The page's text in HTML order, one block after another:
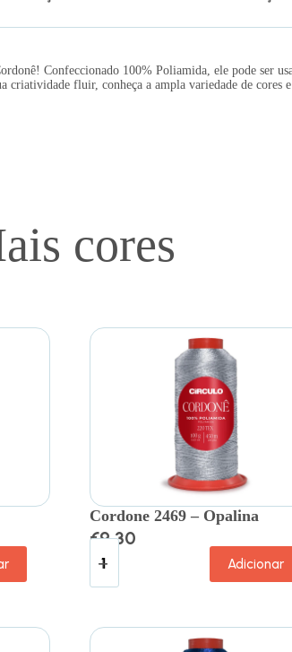
Confeccionado 100% Poliamida, ele pode ser
criatividade fluir, conheça a ampla variedade de cores e
cores
Cordone 2469 – Opalina
€9.30
Adicionar